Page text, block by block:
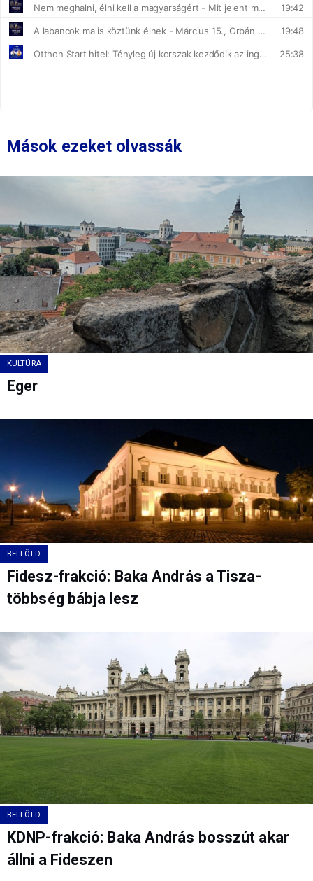
Mások ezeket olvassák
KULTÚRA
Eger
BELFÖLD
Fidesz-frakció: Baka András a Tisza-
többség bábja lesz
BELFÖLD
KDNP-frakció: Baka András bosszút akar
állni a Fideszen